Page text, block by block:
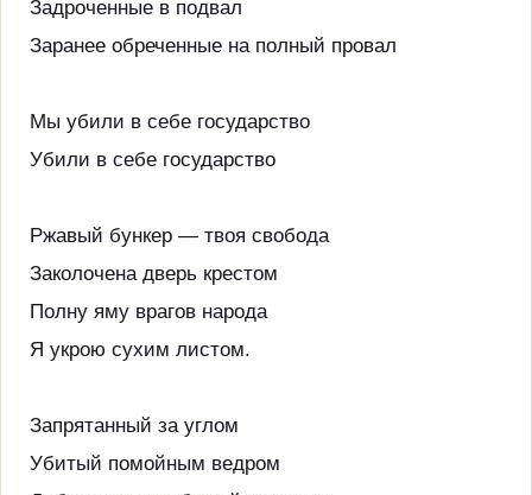
Задроченные в подвал
Заранее обреченные на полный провал
Мы убили в себе государство
Убили в себе государство
Ржавый бункер — твоя свобода
Заколочена дверь крестом
Полну яму врагов народа
Я укрою сухим листом.
Запрятанный за углом
Убитый помойным ведром